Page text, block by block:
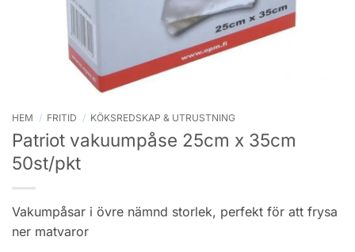
HEM / FRITID / KÖKSREDSKAP & UTRUSTNING
Patriot vakuumpåse 25cm x 35cm
50st/pkt
Vakumpåsar i övre nämnd storlek, perfekt för att frysa
ner matvaror